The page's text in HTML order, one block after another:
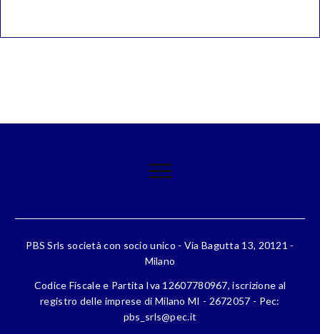
PBS Srls società con socio unico - Via Bagutta 13, 20121 -
Milano
Codice Fiscale e Partita Iva 12607780967, iscrizione al
registro delle imprese di Milano MI - 2672057 - Pec:
pbs_srls@pec.it